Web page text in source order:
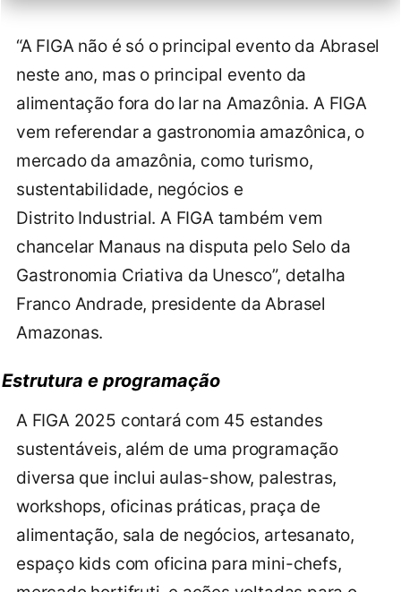
“A FIGA não é só o principal evento da Abrasel
neste ano, mas o principal evento da
alimentação fora do lar na Amazônia. A FIGA
vem referendar a gastronomia amazônica, o
mercado da amazônia, como turismo,
sustentabilidade, negócios e
Distrito Industrial. A FIGA também vem
chancelar Manaus na disputa pelo Selo da
Gastronomia Criativa da Unesco”, detalha
Franco Andrade, presidente da Abrasel
Amazonas.
Estrutura e programação
A FIGA 2025 contará com 45 estandes
sustentáveis, além de uma programação
diversa que inclui aulas-show, palestras,
workshops, oficinas práticas, praça de
alimentação, sala de negócios, artesanato,
espaço kids com oficina para mini-chefs,